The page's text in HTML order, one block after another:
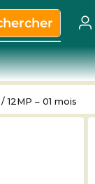
12MP – 01 mois